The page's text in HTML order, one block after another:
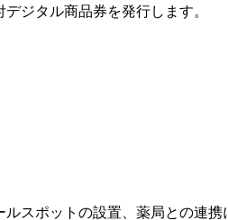
ジタル商品券を発行します。
スポットの設置、薬局との連